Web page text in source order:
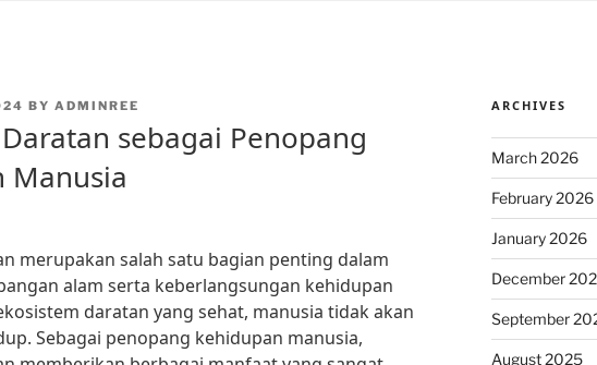
BY ADMINREE
sebagai Penopang
Manusia
merupakan salah satu bagian penting dalam
alam serta keberlangsungan kehidupan
daratan yang sehat, manusia tidak akan
Sebagai penopang kehidupan manusia,
ARCHIVES
March 2026
February 2026
January 2026
December
September
August 2025